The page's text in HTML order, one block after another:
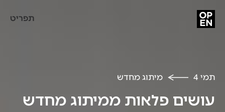
תפריט
תמי 4 מיתוג מחדש
עושים פלאות ממיתוג מחדש